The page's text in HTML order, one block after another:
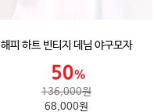
해피 하트 빈티지 데님 야구모자
136,000원
68,000원